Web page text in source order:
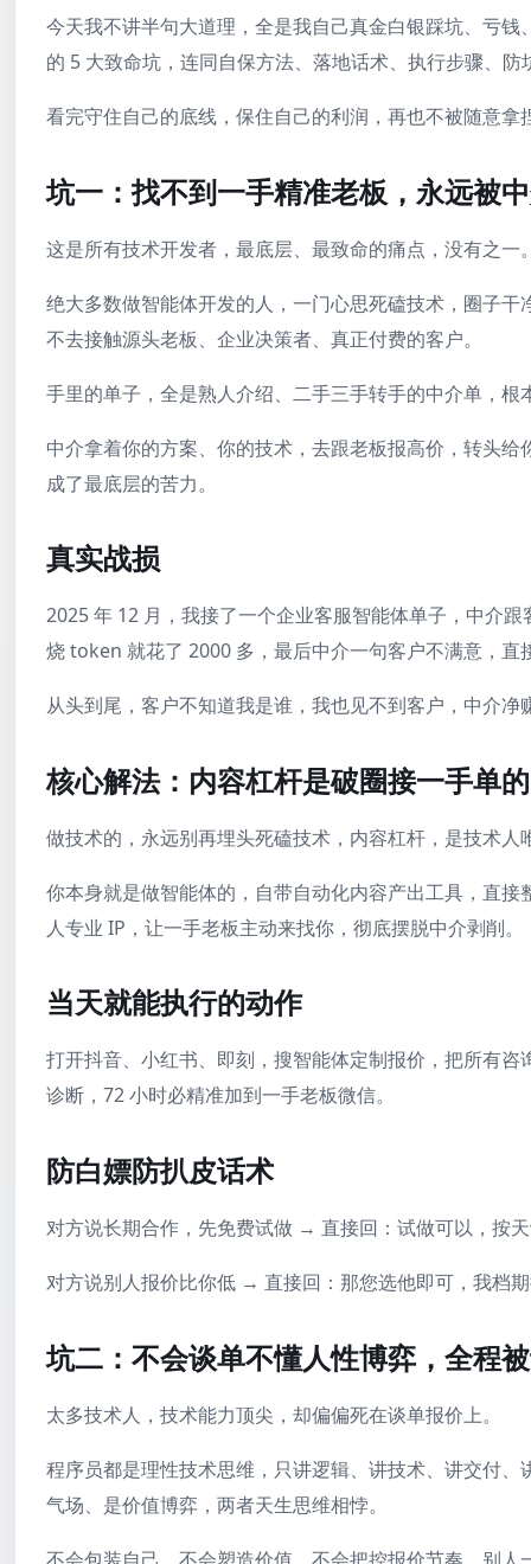
今天我不讲半句大道理，全是我自己真金白银踩坑、亏
的 5 大致命坑，连同自保方法、落地话术、执行步骤、
看完守住自己的底线，保住自己的利润，再也不被随意拿
坑一：找不到一手精准老板，永远被
这是所有技术开发者，最底层、最致命的痛点，没有之一
绝大多数做智能体开发的人，一门心思死磕技术，圈子
不去接触源头老板、企业决策者、真正付费的客户。
手里的单子，全是熟人介绍、二手三手转手的中介单，根
中介拿着你的方案、你的技术，去跟老板报高价，转头
成了最底层的苦力。
真实战损
2025 年 12 月，我接了一个企业客服智能体单子，中介
烧 token 就花了 2000 多，最后中介一句客户不满意，直
从头到尾，客户不知道我是谁，我也见不到客户，中介
核心解法：内容杠杆是破圈接一手单
做技术的，永远别再埋头死磕技术，内容杠杆，是技术
你本身就是做智能体的，自带自动化内容产出工具，直
人专业 IP，让一手老板主动来找你，彻底摆脱中介剥削。
当天就能执行的动作
打开抖音、小红书、即刻，搜智能体定制报价，把所有
诊断，72 小时必精准加到一手老板微信。
防白嫖防扒皮话术
对方说长期合作，先免费试做 → 直接回：试做可以，按
对方说别人报价比你低 → 直接回：那您选他即可，我档
坑二：不会谈单不懂人性博弈，全程
太多技术人，技术能力顶尖，却偏偏死在谈单报价上。
程序员都是理性技术思维，只讲逻辑、讲技术、讲交付
气场、是价值博弈，两者天生思维相悖。